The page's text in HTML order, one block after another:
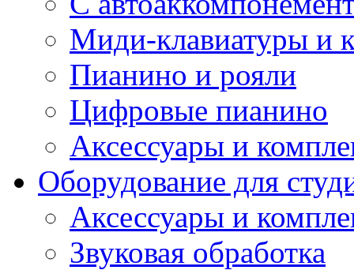
Миди-клавиатуры и
Пианино и рояли
Цифровые пианино
Аксессуары и
Оборудование для
Аксессуары и
Звуковая обработка